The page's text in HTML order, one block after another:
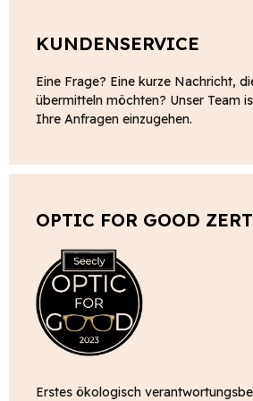
KUNDENSERVICE
Eine Frage? Eine kurze Nachricht,
übermitteln möchten? Unser Team
Ihre Anfragen einzugehen.
OPTIC FOR GOOD
Erstes ökologisch